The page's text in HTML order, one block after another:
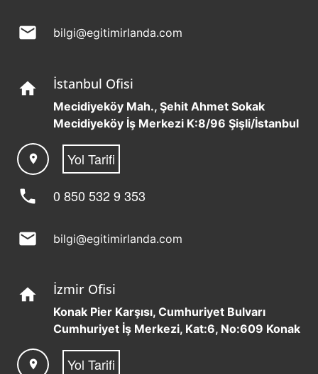
mail bilgi@egitimirlanda.com
home İstanbul Ofisi
Mecidiyeköy Mah., Şehit Ahmet Sokak
Mecidiyeköy İş Merkezi K:8/96 Şişli/İstanbul
location_on Yol Tarifi
phone 0 850 532 9 353
mail bilgi@egitimirlanda.com
home İzmir Ofisi
Konak Pier Karşısı, Cumhuriyet Bulvarı
Cumhuriyet İş Merkezi, Kat:6, No:609 Konak
location_on Yol Tarifi